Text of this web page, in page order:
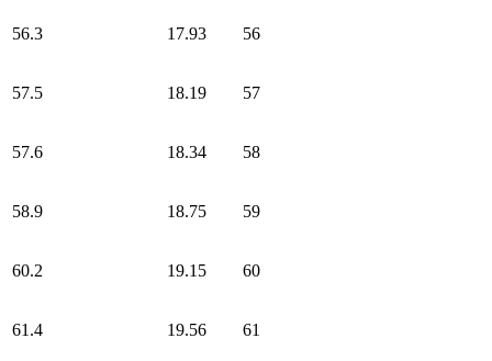
56.3 17.93 56
57.5 18.19 57
57.6 18.34 58
58.9 18.75 59
60.2 19.15 60
61.4 19.56 61